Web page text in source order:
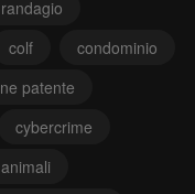
colf
condominio
patente
cybercrime